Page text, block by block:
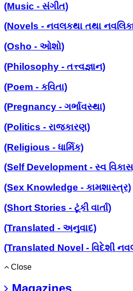
(Music - સંગીત)
(Novels - નવલકથા તથા
(Osho - ઓશો)
(Philosophy - તત્ત્વજ્ઞાન)
(Poem - કવિતા)
(Pregnancy - ગર્ભાવસ્થા)
(Politics - રાજકારણ)
(Religious - ધાર્મિક)
(Self Development - સ્વ
(Sex Knowledge - કામશાસ્ત્ર)
(Short Stories - ટૂંકી વાર્તા)
(Translated - અનુવાદ)
(Translated Novel - વિદેશી
Close
Magazines